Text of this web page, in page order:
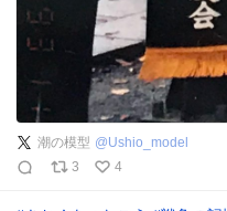
潮の模型 @Ushio_model
3
4